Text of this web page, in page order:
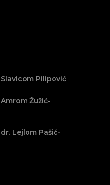
Pilipović
Žužić-
Lejlom Pašić-